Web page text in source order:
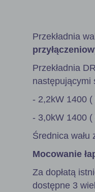
Przekładnia
Przekładnia
następującymi
- 2,2kW 1400 (
- 3,0kW 1400 (
Średnica wału
Mocowanie
Za dopłatą
dostępne 3